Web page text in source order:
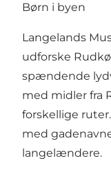
Børn i byen
Langelands
udforske
spændende
med midler fra
forskellige
med
langelændere.